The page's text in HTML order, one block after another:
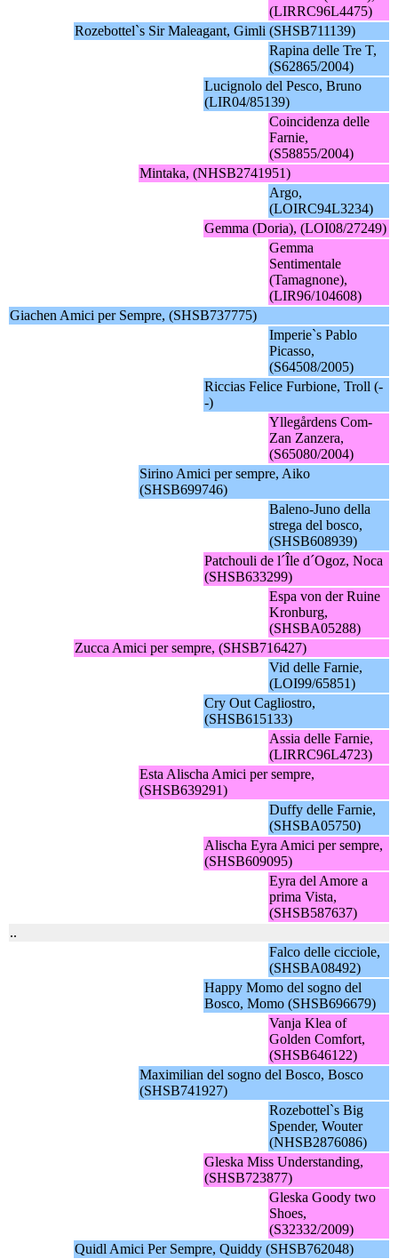
(LIRRC96L4475)
Rozebottel`s Sir Maleagant, Gimli (SHSB711139)
Rapina delle Tre T,
(S62865/2004)
Lucignolo del Pesco, Bruno
(LIR04/85139)
Coincidenza delle
Farnie,
(S58855/2004)
Mintaka, (NHSB2741951)
Argo,
(LOIRC94L3234)
Gemma (Doria), (LOI08/27249)
Gemma
Sentimentale
(Tamagnone),
(LIR96/104608)
Giachen Amici per Sempre, (SHSB737775)
Imperie`s Pablo
Picasso,
(S64508/2005)
Riccias Felice Furbione, Troll (-
-)
Yllegårdens Com-
Zan Zanzera,
(S65080/2004)
Sirino Amici per sempre, Aiko
(SHSB699746)
Baleno-Juno della
strega del bosco,
(SHSB608939)
Patchouli de l´Île d´Ogoz, Noca
(SHSB633299)
Espa von der Ruine
Kronburg,
(SHSBA05288)
Zucca Amici per sempre, (SHSB716427)
Vid delle Farnie,
(LOI99/65851)
Cry Out Cagliostro,
(SHSB615133)
Assia delle Farnie,
(LIRRC96L4723)
Esta Alischa Amici per sempre,
(SHSB639291)
Duffy delle Farnie,
(SHSBA05750)
Alischa Eyra Amici per sempre,
(SHSB609095)
Eyra del Amore a
prima Vista,
(SHSB587637)
..
Falco delle cicciole,
(SHSBA08492)
Happy Momo del sogno del
Bosco, Momo (SHSB696679)
Vanja Klea of
Golden Comfort,
(SHSB646122)
Maximilian del sogno del Bosco, Bosco
(SHSB741927)
Rozebottel`s Big
Spender, Wouter
(NHSB2876086)
Gleska Miss Understanding,
(SHSB723877)
Gleska Goody two
Shoes,
(S32332/2009)
Quidl Amici Per Sempre, Quiddy (SHSB762048)